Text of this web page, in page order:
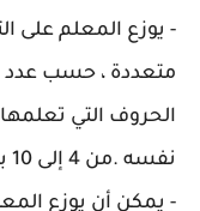
- يوزع المعلم على
متعددة ، حسب عدد
الحروف التي
نفسه .من 4 إلى 10 بطاقات .
- يمكن أن يوزع